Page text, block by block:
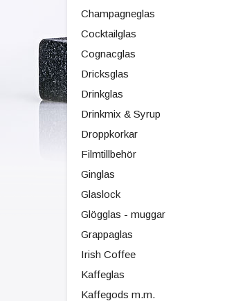
Champagneglas
Cocktailglas
Cognacglas
Dricksglas
Drinkglas
Drinkmix & Syrup
Droppkorkar
Filmtillbehör
Ginglas
Glaslock
Glögglas - muggar
Grappaglas
Irish Coffee
Kaffeglas
Kaffegods m.m.